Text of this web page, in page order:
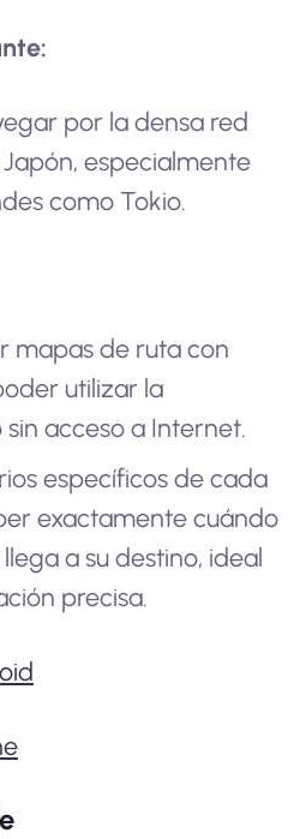
por la densa red
especialmente
como Tokio.
mapas de ruta con
utilizar la
acceso a Internet.
específicos de cada
exactamente cuándo
a su destino, ideal
precisa.